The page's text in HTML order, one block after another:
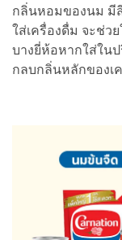
กลิ่นหอมของนม มี
ใส่เครื่องดื่ม จะช่ว
บางยี่ห้อหากใส่ใน
กลบกลิ่นหลักของเ